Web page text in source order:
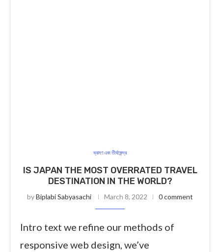
ভ্রমণ এবং তীর্থকেন্দ্র
IS JAPAN THE MOST OVERRATED TRAVEL
DESTINATION IN THE WORLD?
byBiplabi Sabyasachi March 8, 2022 0 comment
Intro text we refine our methods of
responsive web design, we’ve